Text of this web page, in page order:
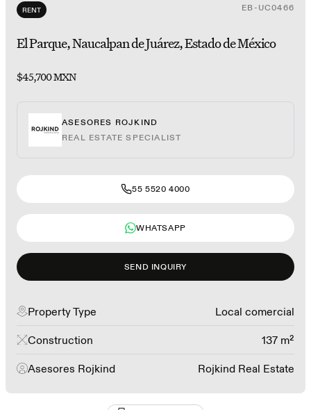
RENT EB-UC0466
El Parque, Naucalpan de Juárez, Estado de México
$45,700 MXN
ASESORES ROJKIND
REAL ESTATE SPECIALIST
55 5520 4000
WHATSAPP
SEND INQUIRY
Property Type Local comercial
Construction 137 m²
Asesores Rojkind Rojkind Real Estate